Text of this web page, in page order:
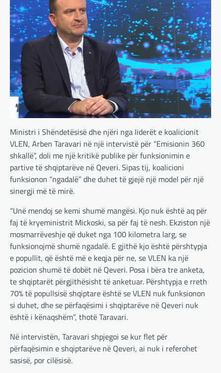
Ministri i Shëndetësisë dhe njëri nga liderët e koalicionit
VLEN, Arben Taravari në një intervistë për “Emisionin 360
shkallë”, doli me një kritikë publike për funksionimin e
partive të shqiptarëve në Qeveri. Sipas tij, koalicioni
funksionon “ngadalë” dhe duhet të gjejë një model për një
sinergji më të mirë.
“Unë mendoj se kemi shumë mangësi. Kjo nuk është aq për
faj të kryeministrit Mickoski, sa për faj të nesh. Ekziston një
mosmarrëveshje që duket nga 100 kilometra larg, se
funksionojmë shumë ngadalë. E gjithë kjo është përshtypja
e popullit, që është më e keqja për ne, se VLEN ka një
pozicion shumë të dobët në Qeveri. Posa i bëra tre anketa,
te shqiptarët përgjithësisht të anketuar. Përshtypja e rreth
70% të popullsisë shqiptare është se VLEN nuk funksionon
si duhet, dhe se përfaqësimi i shqiptarëve në Qeveri nuk
është i kënaqshëm“, thotë Taravari.
Në intervistën, Taravari shpjegoi se kur flet për
përfaqësimin e shqiptarëve në Qeveri, ai nuk i referohet
sasisë, por cilësisë.